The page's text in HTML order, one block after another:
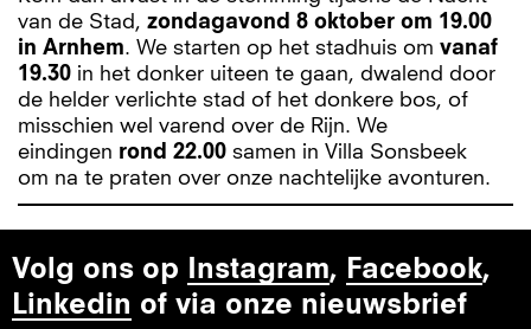
van de Stad, zondagavond 8 oktober om 19.00
in Arnhem. We starten op het stadhuis om vanaf
19.30 in het donker uiteen te gaan, dwalend door
de helder verlichte stad of het donkere bos, of
misschien wel varend over de Rijn. We
eindingen rond 22.00 samen in Villa Sonsbeek
om na te praten over onze nachtelijke avonturen.
Volg ons op Instagram, Facebook,
Linkedin of via onze nieuwsbrief